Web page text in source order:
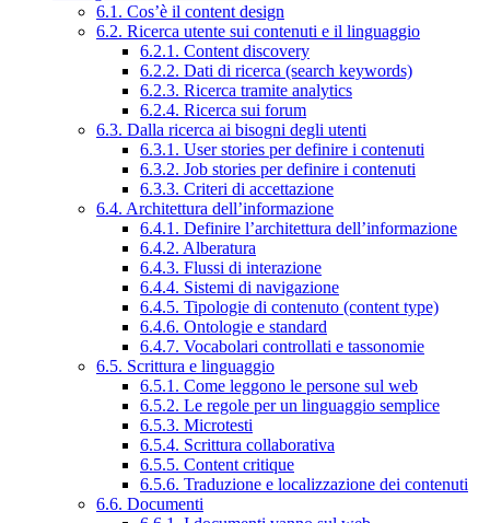
6.1. Cos’è il content design
6.2. Ricerca utente sui contenuti e il linguaggio
6.2.1. Content discovery
6.2.2. Dati di ricerca (search keywords)
6.2.3. Ricerca tramite analytics
6.2.4. Ricerca sui forum
6.3. Dalla ricerca ai bisogni degli utenti
6.3.1. User stories per definire i contenuti
6.3.2. Job stories per definire i contenuti
6.3.3. Criteri di accettazione
6.4. Architettura dell’informazione
6.4.1. Definire l’architettura dell’informazione
6.4.2. Alberatura
6.4.3. Flussi di interazione
6.4.4. Sistemi di navigazione
6.4.5. Tipologie di contenuto (content type)
6.4.6. Ontologie e standard
6.4.7. Vocabolari controllati e tassonomie
6.5. Scrittura e linguaggio
6.5.1. Come leggono le persone sul web
6.5.2. Le regole per un linguaggio semplice
6.5.3. Microtesti
6.5.4. Scrittura collaborativa
6.5.5. Content critique
6.5.6. Traduzione e localizzazione dei contenuti
6.6. Documenti